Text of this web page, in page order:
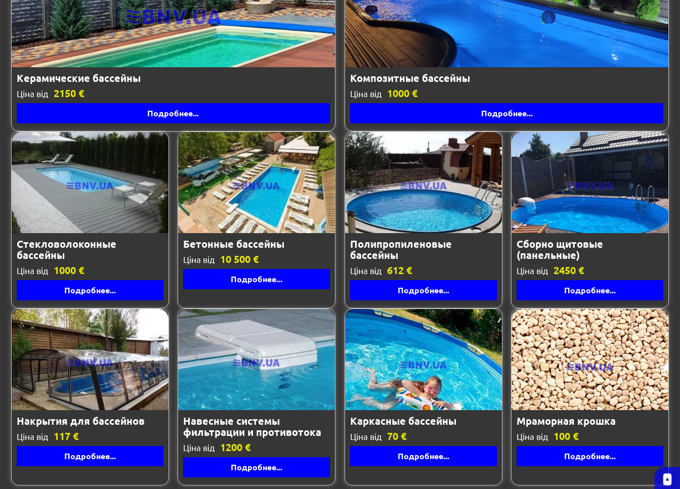
Керамические бассейны
Ціна від 2150 €
Подробнее...
Композитные бассейны
Ціна від 1000 €
Подробнее...
Стекловолоконные
бассейны
Ціна від 1000 €
Подробнее...
Бетонные бассейны
Ціна від 10 500 €
Подробнее...
Полипропиленовые
бассейны
Ціна від 612 €
Подробнее...
Сборно щитовые
(панельные)
Ціна від 2450 €
Подробнее...
Накрытия для бассейнов
Ціна від 117 €
Подробнее...
Навесные системы
фильтрации и противотока
Ціна від 1200 €
Подробнее...
Каркасные бассейны
Ціна від 70 €
Подробнее...
Мраморная крошка
Ціна від 100 €
Подробнее...